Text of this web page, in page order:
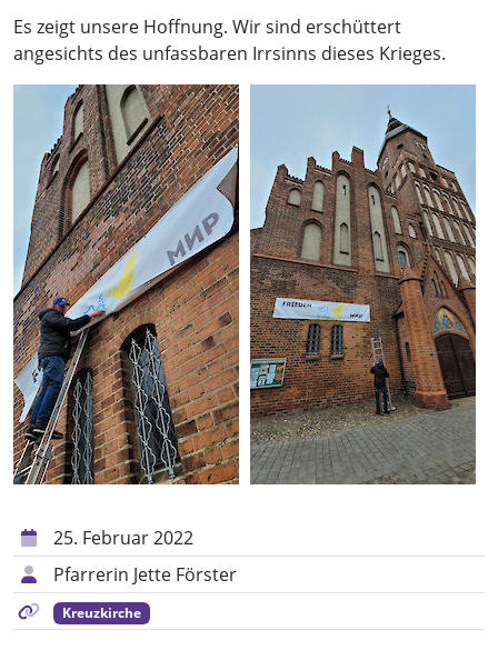
Es zeigt unsere Hoffnung. Wir sind erschüttert
angesichts des unfassbaren Irrsinns dieses Krieges.
25. Februar 2022
Pfarrerin Jette Förster
Kreuzkirche